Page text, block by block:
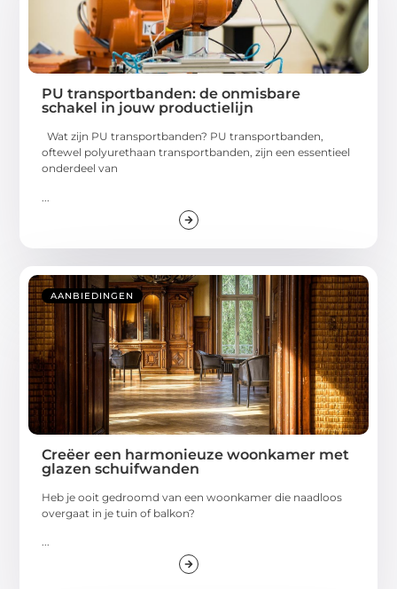
PU transportbanden: de onmisbare
schakel in jouw productielijn
Wat zijn PU transportbanden? PU transportbanden,
oftewel polyurethaan transportbanden, zijn een essentieel
onderdeel van
AANBIEDINGEN
Creëer een harmonieuze woonkamer met
glazen schuifwanden
Heb je ooit gedroomd van een woonkamer die naadloos
overgaat in je tuin of balkon?
...